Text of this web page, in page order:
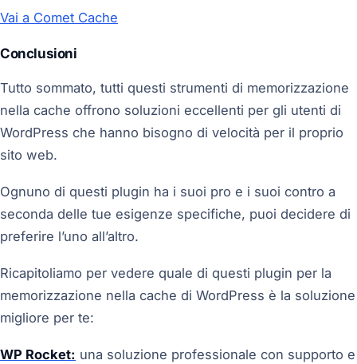
Vai a Comet Cache
Conclusioni
Tutto sommato, tutti questi strumenti di memorizzazione
nella cache offrono soluzioni eccellenti per gli utenti di
WordPress che hanno bisogno di velocità per il proprio
sito web.
Ognuno di questi plugin ha i suoi pro e i suoi contro a
seconda delle tue esigenze specifiche, puoi decidere di
preferire l’uno all’altro.
Ricapitoliamo per vedere quale di questi plugin per la
memorizzazione nella cache di WordPress è la soluzione
migliore per te:
WP Rocket: una soluzione professionale con supporto e